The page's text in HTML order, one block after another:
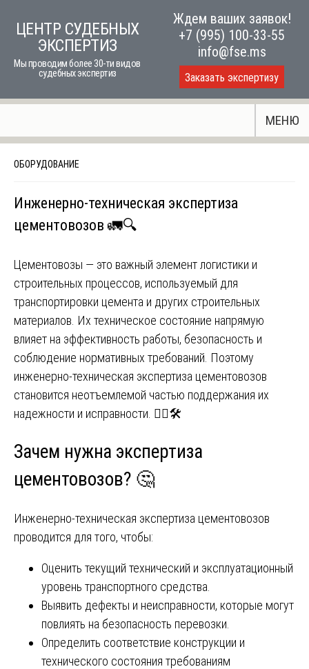
ЦЕНТР СУДЕБНЫХ
ЭКСПЕРТИЗ
Мы проводим более 30-ти видов
судебных экспертиз
Ждем ваших заявок!
+7 (995) 100-33-55
info@fse.ms
Заказать экспертизу
МЕНЮ
ОБОРУДОВАНИЕ
Инженерно-техническая экспертиза
цементовозов 🚛🔍
Цементовозы — это важный элемент логистики и
строительных процессов, используемый для
транспортировки цемента и других строительных
материалов. Их техническое состояние напрямую
влияет на эффективность работы, безопасность и
соблюдение нормативных требований. Поэтому
инженерно-техническая экспертиза цементовозов
становится неотъемлемой частью поддержания их
надежности и исправности. 👷‍♂️🛠️
Зачем нужна экспертиза
цементовозов? 🤔
Инженерно-техническая экспертиза цементовозов
проводится для того, чтобы:
Оценить текущий технический и эксплуатационный
уровень транспортного средства.
Выявить дефекты и неисправности, которые могут
повлиять на безопасность перевозки.
Определить соответствие конструкции и
технического состояния требованиям